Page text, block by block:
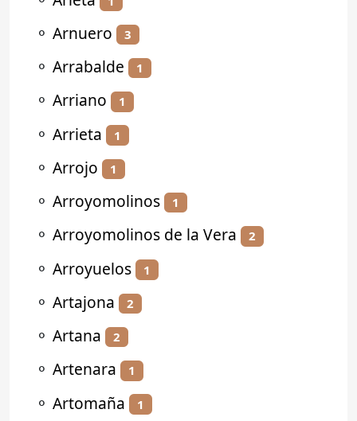
⚬ Arnuero 3
⚬ Arrabalde 1
⚬ Arriano 1
⚬ Arrieta 1
⚬ Arrojo 1
⚬ Arroyomolinos 1
⚬ Arroyomolinos de la Vera 2
⚬ Arroyuelos 1
⚬ Artajona 2
⚬ Artana 2
⚬ Artenara 1
⚬ Artomaña 1